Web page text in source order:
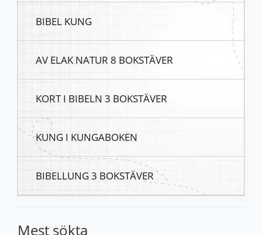
BIBEL KUNG
AV ELAK NATUR 8 BOKSTÄVER
KORT I BIBELN 3 BOKSTÄVER
KUNG I KUNGABOKEN
BIBELLUNG 3 BOKSTÄVER
Mest sökta